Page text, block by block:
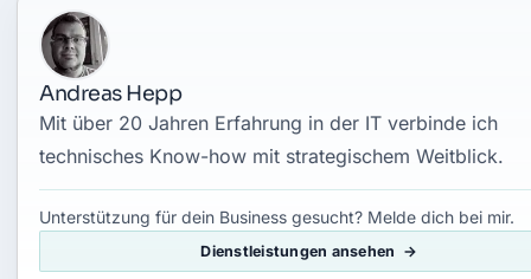
Andreas Hepp
Mit über 20 Jahren Erfahrung in der IT verbinde ich
technisches Know-how mit strategischem Weitblick.
Unterstützung für dein Business gesucht? Melde dich bei mir.
Dienstleistungen ansehen